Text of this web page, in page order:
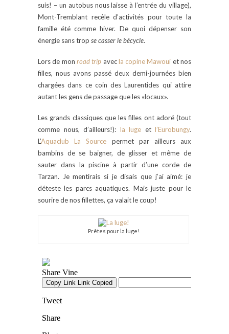
suis! – un autobus nous laisse à l’entrée du village),
Mont-Tremblant recèle d’activités pour toute la
famille été comme hiver. De quoi dépenser son
énergie sans trop se casser le bécycle.
Lors de mon road trip avecla copine Mawoui et nos
filles, nous avons passé deux demi-journées bien
chargées dans ce coin des Laurentides qui attire
autant les gens de passage que les «locaux».
Les grands classiques que les filles ont adoré (tout
comme nous, d’ailleurs!): la luge et l’Eurobungy.
L’Aquaclub La Source permet par ailleurs aux
bambins de se baigner, de glisser et même de
sauter dans la piscine à partir d’une corde de
Tarzan. Je mentirais si je disais que j’ai aimé: je
déteste les parcs aquatiques. Mais juste pour le
sourire de nos fillettes, ça valait le coup!
Prêtes pour la luge!